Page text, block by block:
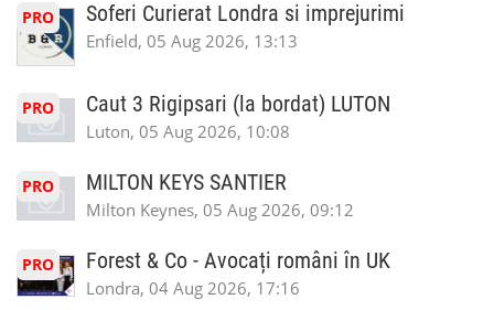
PRO Soferi Curierat Londra si imprejurimi
Enfield, 05 Aug 2026, 13:13
PRO Caut 3 Rigipsari (la bordat) LUTON
Luton, 05 Aug 2026, 10:08
PRO MILTON KEYS SANTIER
Milton Keynes, 05 Aug 2026, 09:12
PRO Forest & Co - Avocați români în UK
Londra, 04 Aug 2026, 17:16